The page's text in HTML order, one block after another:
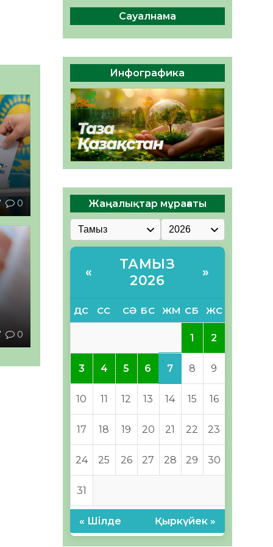
0
0
беруге дайын
ӘРБІР ДАУЫС – ҚОҒАМ
ДАМУЫНА ҚОСЫЛҒАН
ҮЛЕС
05.08.2026
36 0
Сауалнама
Инфографика
Жаңалықтар мұрағаты
«
ТАМЫЗ
2026
»
ДС СС СӘ БС ЖМ СБ ЖС
1 2
3 4 5 6 7 8 9
10 11 12 13 14 15 16
17 18 19 20 21 22 23
24 25 26 27 28 29 30
31
« Шілде Қыркүйек »